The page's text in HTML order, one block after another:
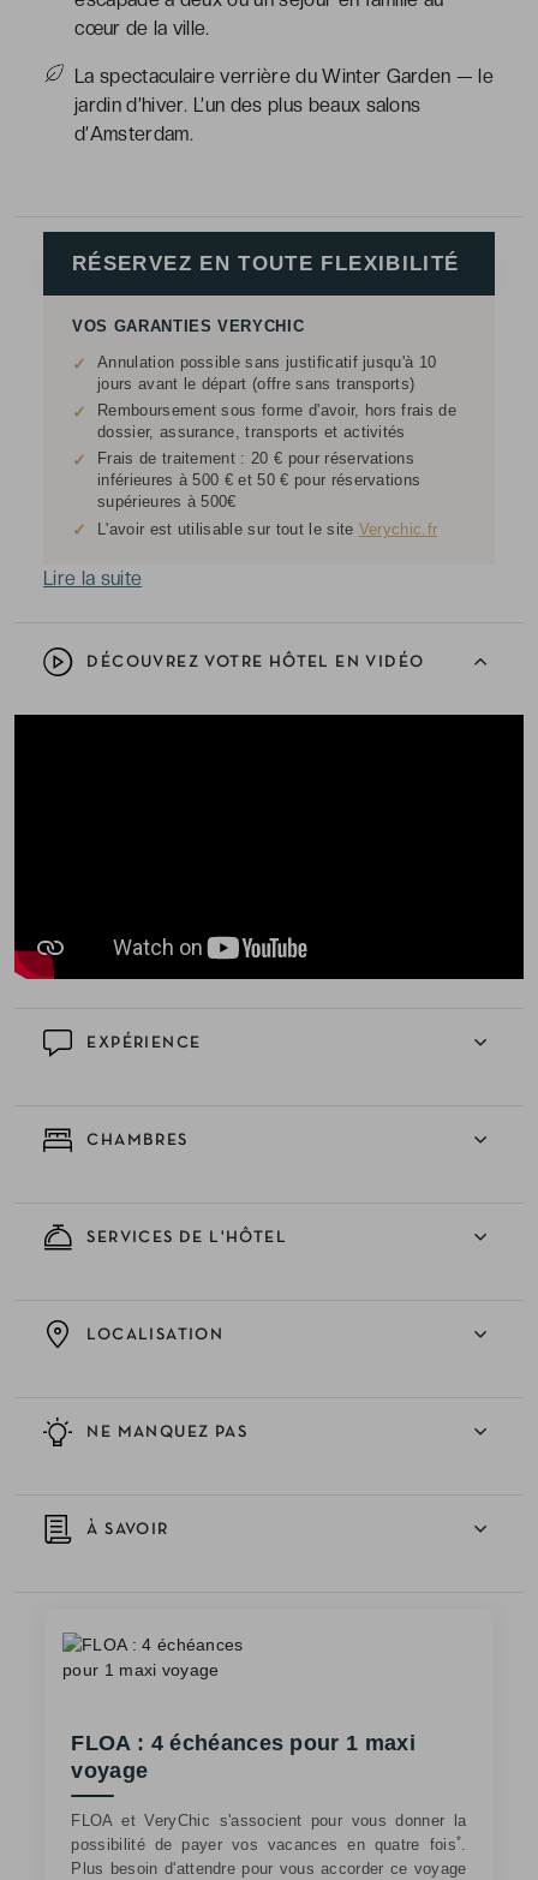
cœur de la ville.
La spectaculaire verrière du Winter Garden — le
jardin d’hiver. L’un des plus beaux salons
d’Amsterdam.
DÉCOUVREZ VOTRE HÔTEL EN VIDÉO
EXPÉRIENCE
CHAMBRES
SERVICES DE L'HÔTEL
NE MANQUEZ PAS
LOCALISATION
À SAVOIR
FLOA : 4 échéances pour 1 maxi
voyage
FLOA et VeryChic s'associent pour vous donner la
possibilité de payer vos vacances en quatre fois*.
Plus besoin d'attendre pour vous accorder ce voyage
RÉSERVEZ EN TOUTE FLEXIBILITÉ
VOS GARANTIES VERYCHIC
✓
Annulation possible sans justificatif jusqu'à 10
jours avant le départ (offre sans transports)
✓
Remboursement sous forme d'avoir, hors frais de
dossier, assurance, transports et activités
✓
Frais de traitement : 20 € pour réservations
inférieures à 500 € et 50 € pour réservations
supérieures à 500€
✓ L'avoir est utilisable sur tout le site Verychic.fr
Lire la suite